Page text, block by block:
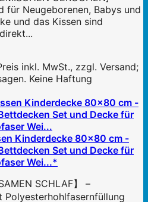
für Neugeborenen, Babys und
und das Kissen sind
inkl. MwSt., zzgl. Versand;
Keine Haftung
Kinderdecke 80x80 cm -
Set und Decke für
Wei...*
SCHLAF】 –